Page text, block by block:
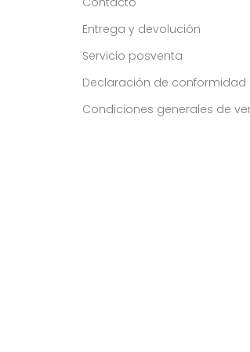
Entrega y devolución
Servicio posventa
Declaración de conformidad
Condiciones generales de